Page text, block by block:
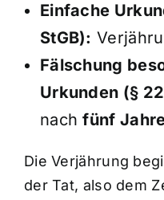
Einfache
StGB):
Fälschung
Urkunden (§
nachfünf
Die Verjährung
der Tat, also dem